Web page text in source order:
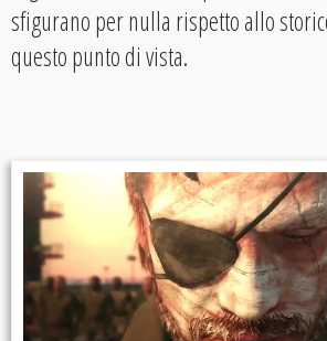
sfigurano per nulla rispetto allo
questo punto di vista.